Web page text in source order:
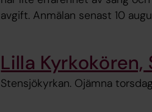
avgift. Anmälan senast 10
Lilla Kyrkokören,
Stensjökyrkan. Ojämna